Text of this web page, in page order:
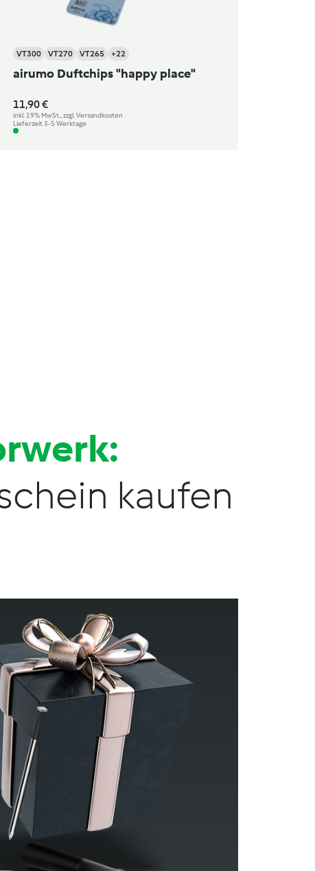
VT300 VT270 VT265 +22
airumo Duftchips "happy place"
11,90 €
inkl. 19% MwSt., zzgl. Versandkosten
Lieferzeit 3-5 Werktage
kaufen